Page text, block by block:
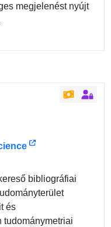
megjelenést nyújt
bibliográfiai
és
tudománymetriai